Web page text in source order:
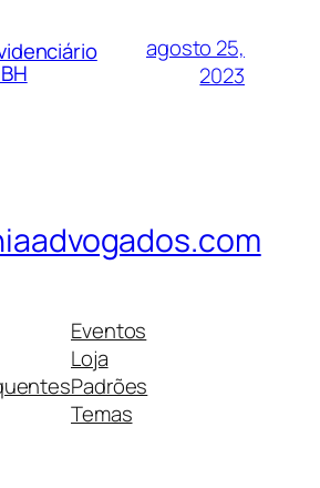
agosto 25,
2023
Eventos
Loja
Padrões
Temas